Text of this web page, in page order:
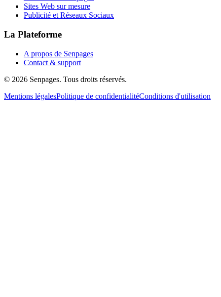
Sites Web sur mesure
Publicité et Réseaux Sociaux
La Plateforme
A propos de Senpages
Contact & support
© 2026 Senpages. Tous droits réservés.
Mentions légalesPolitique de confidentialitéConditions d'utilisation